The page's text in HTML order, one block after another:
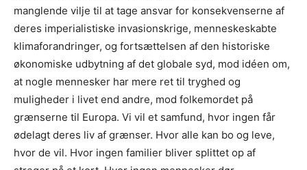
manglende vilje til at tage ansvar for konsekvenserne af
deres imperialistiske invasionskrige, menneskeskabte
klimaforandringer, og fortsættelsen af den historiske
økonomiske udbytning af det globale syd, mod idéen om,
at nogle mennesker har mere ret til tryghed og
muligheder i livet end andre, mod folkemordet på
grænserne til Europa. Vi vil et samfund, hvor ingen får
ødelagt deres liv af grænser. Hvor alle kan bo og leve,
hvor de vil. Hvor ingen familier bliver splittet op af